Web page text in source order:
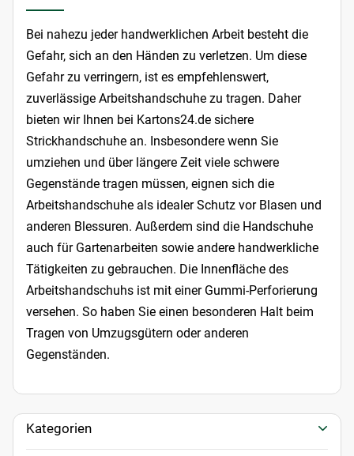
Bei nahezu jeder handwerklichen Arbeit besteht die
Gefahr, sich an den Händen zu verletzen. Um diese
Gefahr zu verringern, ist es empfehlenswert,
zuverlässige Arbeitshandschuhe zu tragen. Daher
bieten wir Ihnen bei Kartons24.de sichere
Strickhandschuhe an. Insbesondere wenn Sie
umziehen und über längere Zeit viele schwere
Gegenstände tragen müssen, eignen sich die
Arbeitshandschuhe als idealer Schutz vor Blasen und
anderen Blessuren. Außerdem sind die Handschuhe
auch für Gartenarbeiten sowie andere handwerkliche
Tätigkeiten zu gebrauchen. Die Innenfläche des
Arbeitshandschuhs ist mit einer Gummi-Perforierung
versehen. So haben Sie einen besonderen Halt beim
Tragen von Umzugsgütern oder anderen
Gegenständen.
Kategorien